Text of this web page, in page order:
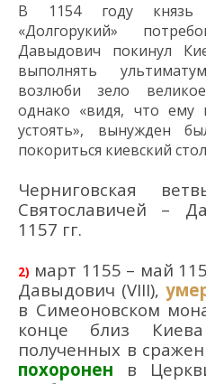
В 1154 году князь
«Долгорукий»
Давыдович покинул
выполнять
возлюби зело
однако «видя, что
устоять», вынужден
покориться киевский стол
Черниговская
Святославичей –
1157 гг.
2) март 1155 – май
Давыдович (VIII),
в Симеоновском
конце близ
полученных в
похоронен в